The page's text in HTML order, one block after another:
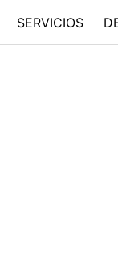
SERVICIOS